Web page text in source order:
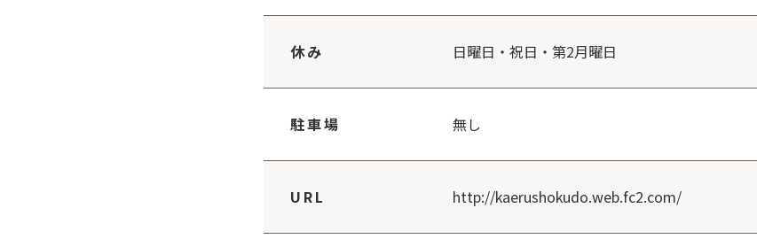
休み 日曜日・祝日・第2月曜日
駐車場 無し
URL http://kaerushokudo.web.fc2.com/